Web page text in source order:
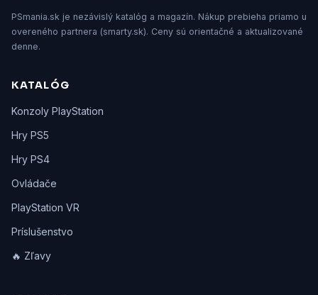
PSmania.sk je nezávislý katalóg a magazín. Nákup prebieha priamo u
overeného partnera (smarty.sk). Ceny sú orientačné a aktualizované
denne.
KATALÓG
Konzoly PlayStation
Hry PS5
Hry PS4
Ovládače
PlayStation VR
Príslušenstvo
🔥 Zľavy